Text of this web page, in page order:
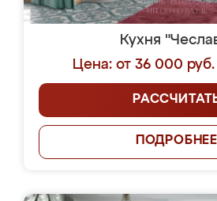
Кухня
Цена: от 36 000
ПОДРОБНЕЕ